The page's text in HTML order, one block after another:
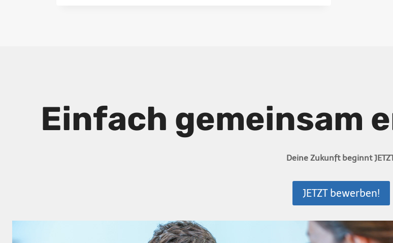
Einfach gemeinsam
Deine Zukunft beginnt
JETZT bewerben!